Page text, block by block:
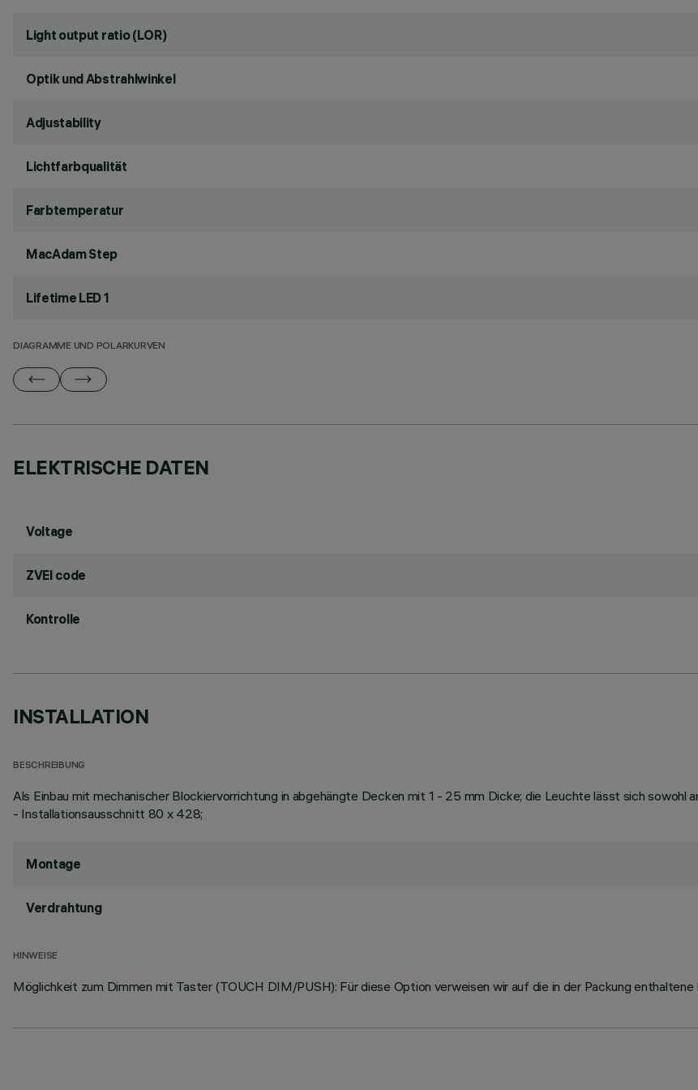
Light output ratio (LOR)
Optik und Abstrahlwinkel
Adjustability
Lichtfarbqualität
Farbtemperatur
MacAdam Step
Lifetime LED 1
DIAGRAMME UND POLARKURVEN
ELEKTRISCHE DATEN
Voltage
ZVEI code
Kontrolle
INSTALLATION
BESCHREIBUNG
Als Einbau mit mechanischer Blockiervorrichtung in abgehängte Decken mit 1 - 25 mm Dicke; die Leuchte lässt sich sowohl
- Installationsausschnitt 80 x 428;
Montage
Verdrahtung
HINWEISE
Möglichkeit zum Dimmen mit Taster (TOUCH DIM/PUSH): Für diese Option verweisen wir auf die in der Packung